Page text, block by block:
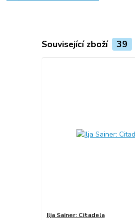
Související zboží 39
Ilja Sainer: Citadela